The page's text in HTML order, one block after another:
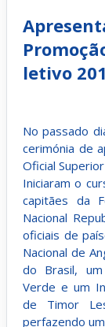
letivo
No passado
cerimónia de
Oficial
Iniciaram o
capitães da
Nacional
oficiais de
Nacional de
do Brasil,
Verde e um
de Timor
perfazendo